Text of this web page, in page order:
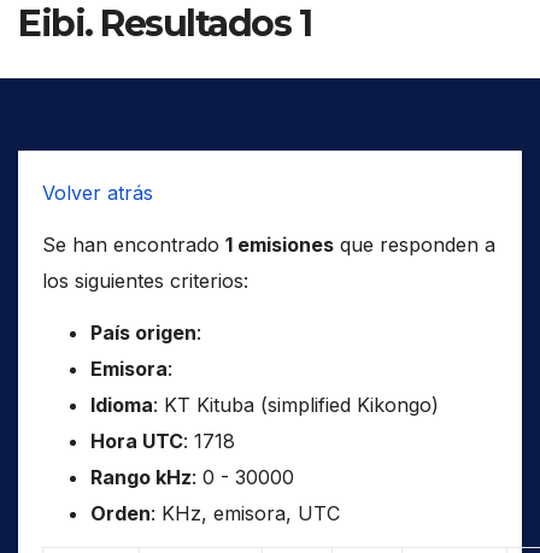
Eibi. Resultados 1
Volver atrás
Se han encontrado 1 emisiones que responden a
los siguientes criterios:
País origen:
Emisora:
Idioma: KT Kituba (simplified Kikongo)
Hora UTC: 1718
Rango kHz: 0 - 30000
Orden: KHz, emisora, UTC